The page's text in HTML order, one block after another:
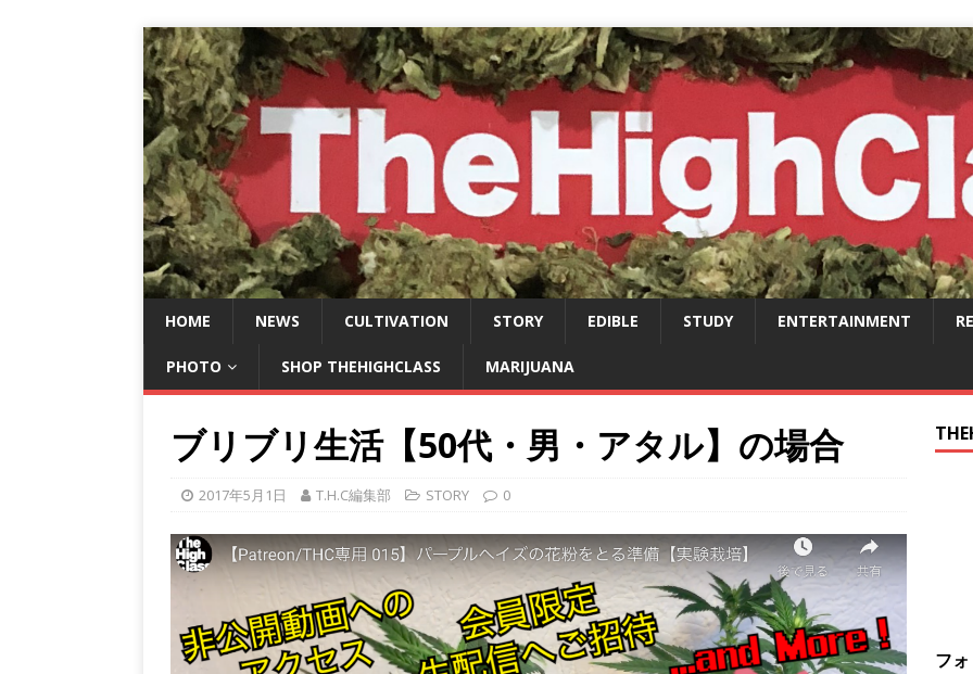
HOME NEWS CULTIVATION STORY EDIBLE STUDY ENTERTAINMENT
PHOTO SHOP THEHIGHCLASS MARIJUANA
ブリブリ生活【50代・男・アタル】の場合
2017年5月1日 T.H.C編集部 STORY 0
フ